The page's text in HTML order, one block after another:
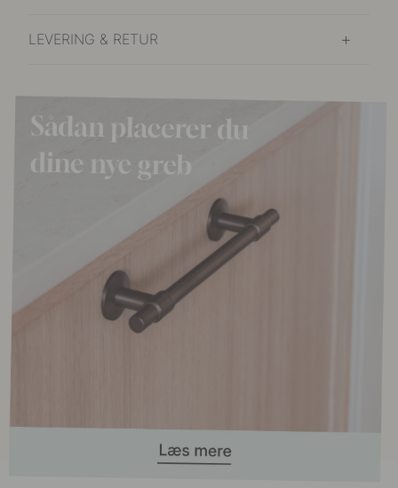
LEVERING & RETUR